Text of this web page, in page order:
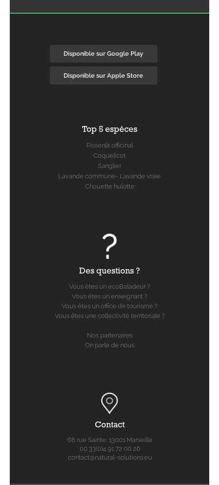
Disponible sur Google Play
Disponible sur Apple Store
Top 5 espèces
Pissenlit officinal
Coquelicot
Sanglier
Lavande commune- Lavande vraie
Chouette hulotte
Des questions ?
Vous êtes un ecoBaladeur ?
Vous êtes un enseignant ?
Vous êtes un office de tourisme ?
Vous êtes une collectivité territoriale ?
Nos partenaires
On parle de nous
Contact
68 rue Sainte, 13001 Marseille
00 33(0)4 91 72 00 26
contact@natural-solutions.eu